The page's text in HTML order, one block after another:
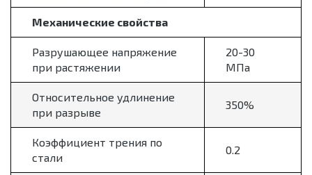
Механические свойства
Разрушающее напряжение
при растяжении
20-30
МПа
Относительное удлинение
при разрыве
350%
Коэффициент трения по
стали
0.2